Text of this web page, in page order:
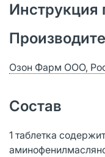
Озон Фарм ООО,
Состав
1 таблетка